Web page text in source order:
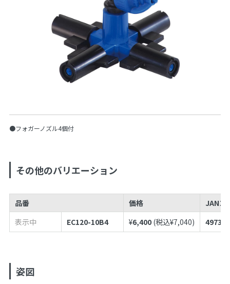
●フォガーノズル4個付
その他のバリエーション
品番 価格
JANコ
表示中
EC120-10B4 ¥6,400 (税込¥7,040)
姿図